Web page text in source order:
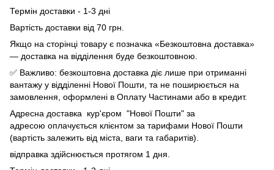
Термін доставки - 1-3 дні
Вартість доставки від 70 грн.
Якщо на сторінці товару є позначка «Безкоштовна доставка»
— доставка на відділення буде безкоштовною.
✅ Важливо: безкоштовна доставка діє лише при отриманні
вантажу у відділенні Нової Пошти, та не поширюється на
замовлення, оформлені в Оплату Частинами або в кредит.
Адресна доставка кур'єром "Нової Пошти" за
адресою оплачується клієнтом за тарифами Нової Пошти
(вартість залежить від міста, ваги та габаритів).
відправка здійснюється протягом 1 дня.